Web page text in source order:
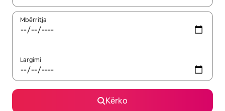
Mbërritja
Largimi
Kërko